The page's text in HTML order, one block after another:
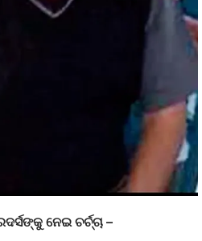
ନେଇ ଚର୍ଚ୍ଚା –